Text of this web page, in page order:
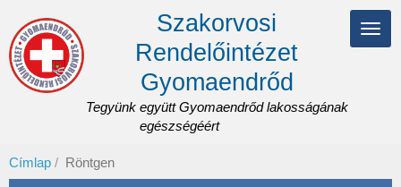
tartalomra
Szakorvosi
Rendelőintézet
Gyomaendrőd
Tegyünk együtt Gyomaendrőd lakosságának
egészségéért
Címlap Röntgen